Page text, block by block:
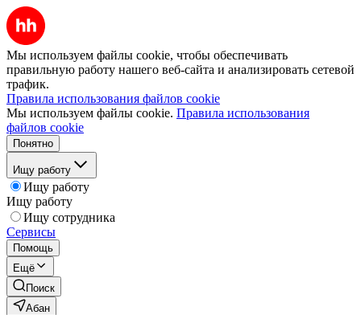
Мы используем файлы cookie, чтобы обеспечивать
правильную работу нашего веб-сайта и анализировать сетевой
трафик.
Правила использования файлов cookie
Мы используем файлы cookie. Правила использования
файлов cookie
Понятно
Ищу работу
Ищу работу
Ищу работу
Ищу сотрудника
Сервисы
Помощь
Ещё
Поиск
Абан